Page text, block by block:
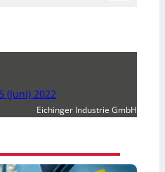
2022
Eichinger Industrie GmbH